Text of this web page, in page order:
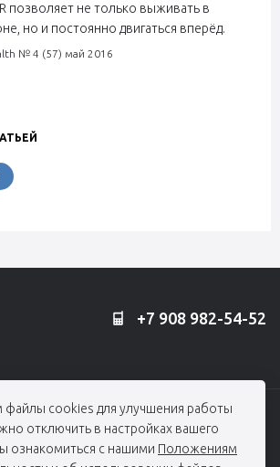
cookies для улучшения работы
отключить в настройках вашего
ознакомиться с нашими Положениям
позволяет не только выживать в
но и постоянно двигаться вперёд.
№ 4 (57) май 2016
+7 908 982-54-52
клиника Едранова
гиперссылка на edranov.ru обязательна.